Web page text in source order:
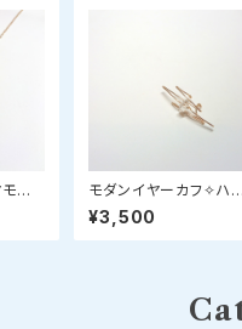
ンド
モダンイヤーカフ✧ハー
キマーダイヤモンド
¥3,500